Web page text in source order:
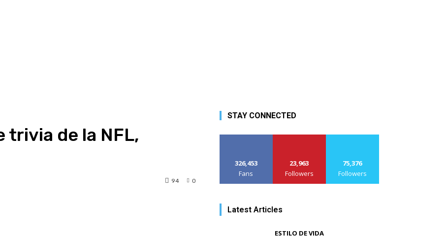
trivia de la NFL,
0
94
STAY CONNECTED
326,453
Fans
23,963
Followers
75,376
Followers
Latest Articles
ESTILO DE VIDA